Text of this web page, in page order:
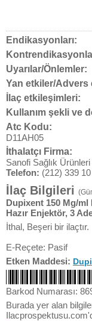
Endikasyonları:
Uyarılar/Önlemler:
Yan etkiler/Advers
İlaç etkileşimleri:
Kullanım şekli ve
Atc Kodu:
D11AH05
İthalatçı Firma:
Sanofi Sağlık
Telefon: (212) 339
İlaç Bilgileri
Dupixent 150 Mg/
Hazır Enjektör, 3
İthal, Beşeri bir ilaçtır.
E-Reçete: Pasif
Etken Maddesi:
Barkod Numarası:
Burada yer alan